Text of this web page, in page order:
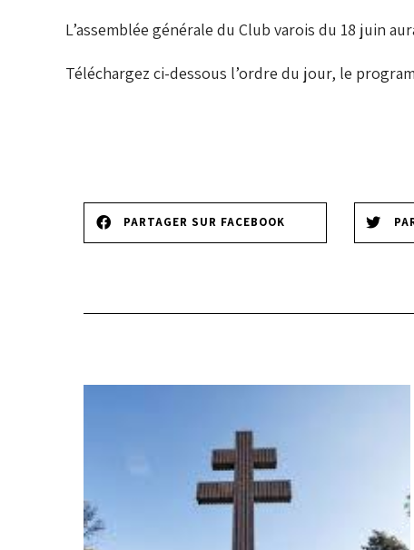
L’assemblée générale du Club varois du 18 juin
Téléchargez ci-dessous l’ordre du jour, le
PARTAGER SUR FACEBOOK